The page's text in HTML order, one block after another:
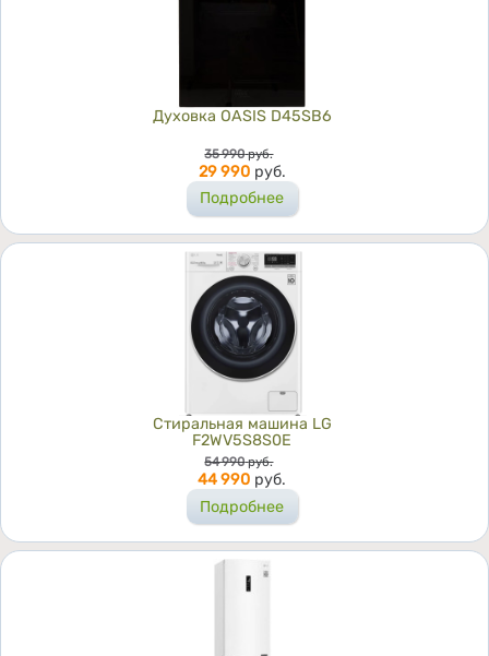
Духовка OASIS D45SB6
Цена
35 990 руб.
29 990 руб.
Подробнее
Стиральная машина LG
F2WV5S8S0E
Цена
54 990 руб.
44 990 руб.
Подробнее